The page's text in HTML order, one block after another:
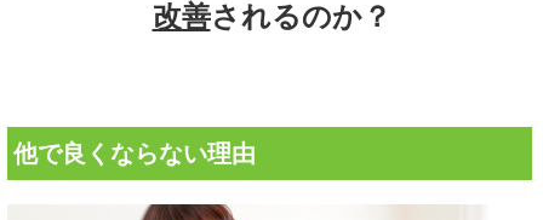
改善されるのか？
他で良くならない理由